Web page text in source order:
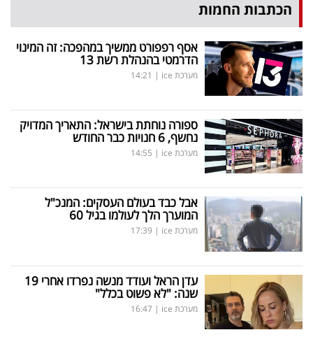
הכתבות החמות
אסף רפפורט ממשיך במהפכה: זה המינוי
הדרמטי בהנהלת רשת 13
מערכת ice |
14:21
ספורה נוחתת בישראל: התאריך המדויק
נחשף, 6 חנויות כבר החודש
מערכת ice |
14:55
אבל כבד בעולם העסקים: המנכ"ל
המוערך הלך לעולמו בגיל 60
מערכת ice |
17:39
עדן הראל ועודד מנשה נפרדו אחרי 19
שנה: "לא פשוט בכלל"
מערכת ice |
16:47